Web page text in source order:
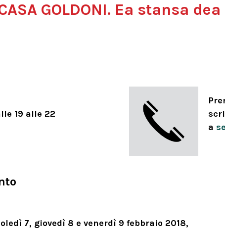
CASA GOLDONI. Ea stansa
19 alle 22
a
7, giovedì 8 e venerdì 9 febbraio 2018,